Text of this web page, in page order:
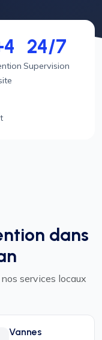
24/7
Supervision
dans
services locaux
Vannes